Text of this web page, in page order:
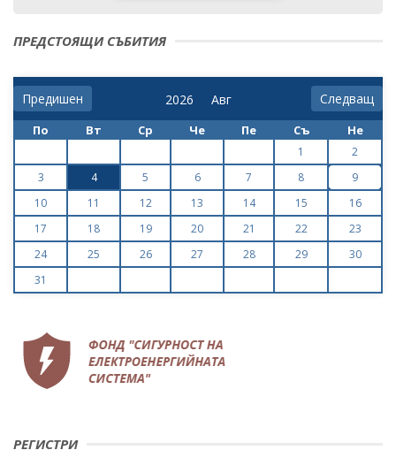
ПРЕДСТОЯЩИ СЪБИТИЯ
Предишен Следващ
По Вт Ср Че Пе Съ Не
1
2
3
4 5 6 7 8
9
10
11 12 13 14 15
16
17
18 19 20 21 22
23
24
25 26 27 28 29
30
31
РЕГИСТРИ